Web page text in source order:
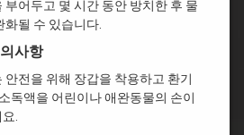
어두고 몇 시간 동안 방치한 후 물
화될 수 있습니다.
사항
안전을 위해 장갑을 착용하고 환기
독액을 어린이나 애완동물의 손이
.